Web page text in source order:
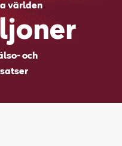
världen
och